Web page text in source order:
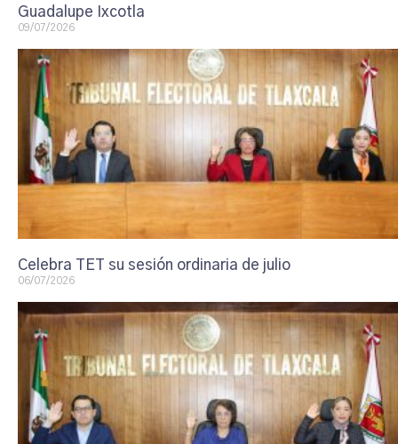
Guadalupe Ixcotla
09/07/2026
Celebra TET su sesión ordinaria de julio
06/07/2026